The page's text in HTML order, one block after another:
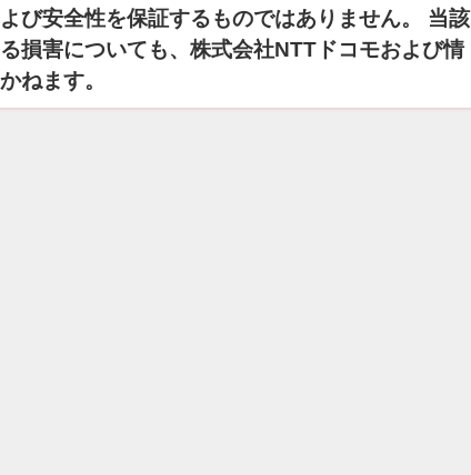
び安全性を保証するものではありません。 当該
損害についても、株式会社NTTドコモおよび情
ねます。